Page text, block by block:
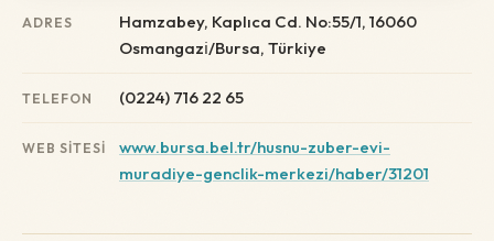
ADRES
Hamzabey, Kaplıca Cd. No:55/1, 16060
Osmangazi̇/Bursa, Türkiye
TELEFON (0224) 716 22 65
WEB SITESI
www.bursa.bel.tr/husnu-zuber-evi-
muradiye-genclik-merkezi/haber/31201